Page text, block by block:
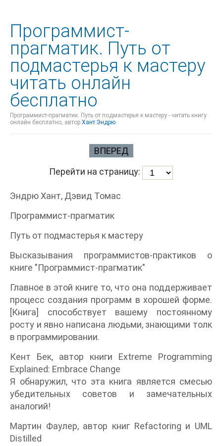
Программист-
прагматик. Путь от
подмастерья к мастеру
читать онлайн
бесплатно
Программист-прагматик. Путь от подмастерья к мастеру - читать книгу
онлайн бесплатно, автор Хант Эндрю
ВПЕРЕД
Перейти на страницу:
Эндрю Хант, Дэвид Томас
Программист-прагматик
Путь от подмастерья к мастеру
Высказывания программистов-практиков о
книге "Программист-прагматик"
Главное в этой книге то, что она поддерживает
процесс создания программ в хорошей форме.
[Книга] способствует вашему постоянному
росту и явно написана людьми, знающими толк
в программировании.
Кент Бек, автор книги Extreme Programming
Explained: Embrace Change
Я обнаружил, что эта книга является смесью
убедительных советов и замечательных
аналогий!
Мартин Фаулер, автор книг Refactoring и UML
Distilled